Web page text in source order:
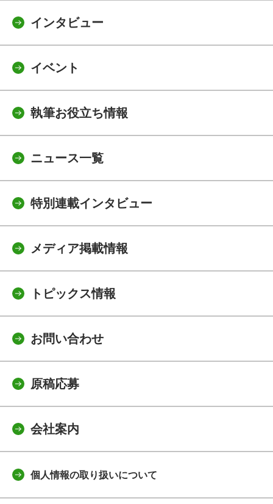
インタビュー
イベント
執筆お役立ち情報
ニュース一覧
特別連載インタビュー
メディア掲載情報
トピックス情報
お問い合わせ
原稿応募
会社案内
個人情報の取り扱いについて